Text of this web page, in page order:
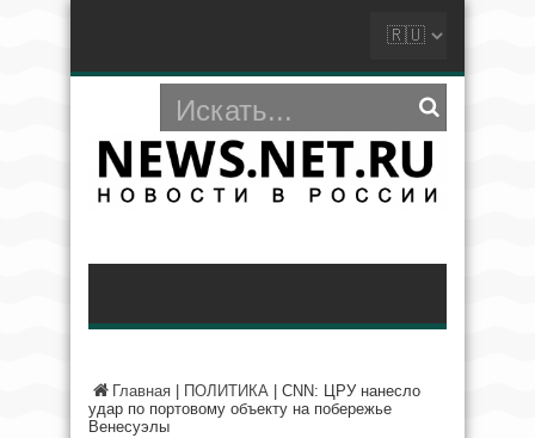
Главная ПОЛИТИКА
CNN: ЦРУ нанесло
удар по портовому объекту на побережье
Венесуэлы